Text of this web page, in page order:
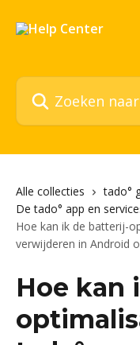
Zoeken naar artikelen
Alle collecties
tado°
De tado° app en
Hoe kan ik de batterij-
verwijderen in Android
Hoe kan